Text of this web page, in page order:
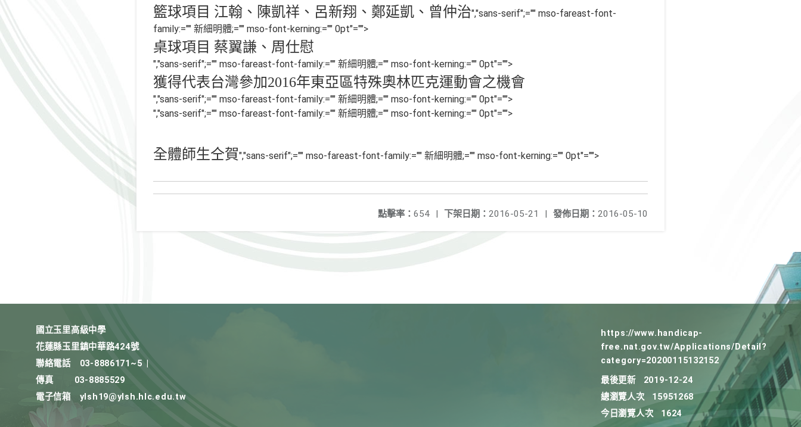
籃球項目 江翰、陳凱祥、呂新翔、鄭延凱、曾仲治","sans-serif";="" mso-fareast-font-
family:="" 新細明體;="" mso-font-kerning:="" 0pt"="">
桌球項目 蔡翼謙、周仕慰
","sans-serif";="" mso-fareast-font-family:="" 新細明體;="" mso-font-kerning:="" 0pt"="">
獲得代表台灣參加2016年東亞區特殊奧林匹克運動會之機會
","sans-serif";="" mso-fareast-font-family:="" 新細明體;="" mso-font-kerning:="" 0pt"="">
","sans-serif";="" mso-fareast-font-family:="" 新細明體;="" mso-font-kerning:="" 0pt"="">
全體師生仝賀","sans-serif";="" mso-fareast-font-family:="" 新細明體;="" mso-font-kerning:="" 0pt"="">
發佈日期： 2016-05-10
下架日期： 2016-05-21 |
點擊率： 654 |
國立玉里高級中學
花蓮縣玉里鎮中華路424號
聯絡電話
03-8886171~5
傳真
03-8885529
電子信箱
ylsh19@ylsh.hlc.edu.tw
https://www.handicap-
free.nat.gov.tw/Applications/Detail?
category=20200115132152
最後更新
2019-12-24
總瀏覽人次
15951268
今日瀏覽人次
1624